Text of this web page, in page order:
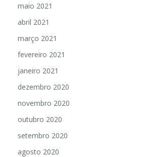
maio 2021
abril 2021
março 2021
fevereiro 2021
janeiro 2021
dezembro 2020
novembro 2020
outubro 2020
setembro 2020
agosto 2020